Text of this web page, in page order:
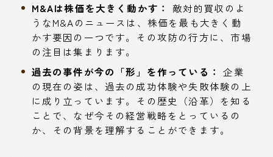
M&Aは株価を大きく動かす：
敵対的買収のよ
うなM&Aのニュースは、株価を最も大きく動
かす要因の一つです。その攻防の行方に、市場
の注目は集まります。
過去の事件が今の「形」を作っている： 企業
の現在の姿は、過去の成功体験や失敗体験の上
に成り立っています。その歴史（沿革）を知る
ことで、なぜ今その経営戦略をとっているの
か、その背景を理解することができます。